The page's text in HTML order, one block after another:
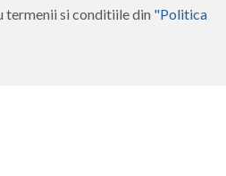
termenii si conditiile din "Politica